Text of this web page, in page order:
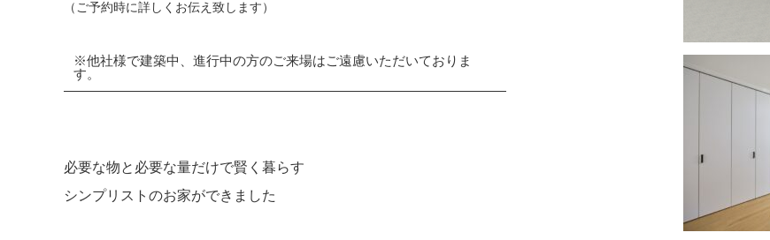
（ご予約時に詳しくお伝え致します）
※他社様で建築中、進行中の方のご来場はご遠慮いただいておりま
す。
必要な物と必要な量だけで賢く暮らす
シンプリストのお家ができました